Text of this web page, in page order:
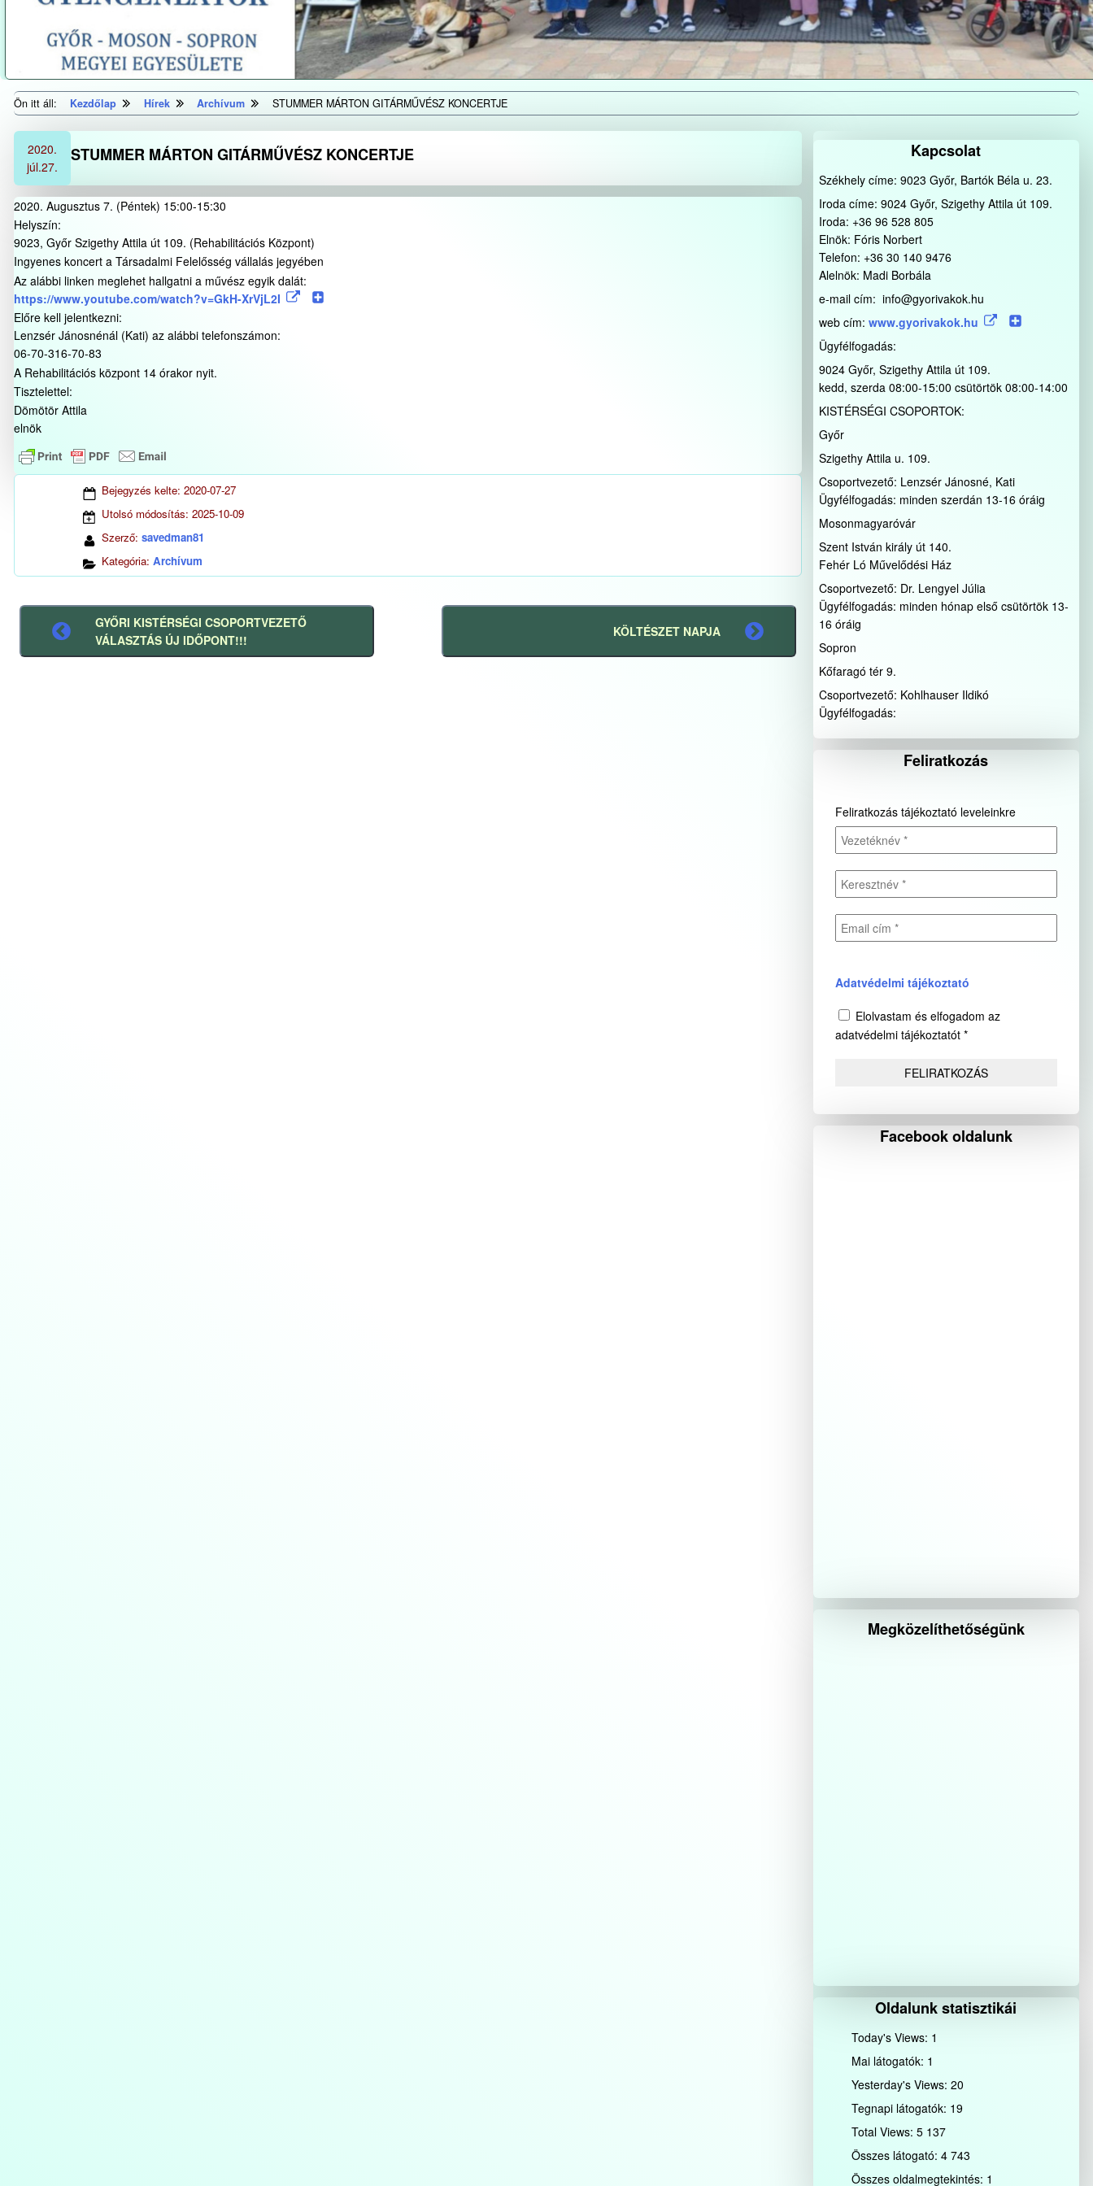
Ön itt áll: Kezdőlap Hírek Archívum STUMMER MÁRTON GITÁRMŰVÉSZ KONCERTJE
STUMMER MÁRTON GITÁRMŰVÉSZ KONCERTJE
2020.
júl.27.
2020. Augusztus 7. (Péntek) 15:00-15:30
Helyszín:
9023, Győr Szigethy Attila út 109. (Rehabilitációs Központ)
Ingyenes koncert a Társadalmi Felelősség vállalás jegyében
Az alábbi linken meglehet hallgatni a művész egyik dalát:
https://www.youtube.com/watch?v=GkH-XrVjL2I
Előre kell jelentkezni:
Lenzsér Jánosnénál (Kati) az alábbi telefonszámon:
06-70-316-70-83
A Rehabilitációs központ 14 órakor nyit.
Tisztelettel:
Dömötör Attila
elnök
Bejegyzés kelte: 2020-07-27
Utolsó módosítás: 2025-10-09
Szerző: savedman81
Kategória: Archívum
Előző
bejegyzés
GYŐRI KISTÉRSÉGI CSOPORTVEZETŐ
VÁLASZTÁS ÚJ IDŐPONT!!!
bejegyzés
KÖLTÉSZET NAPJA
Kapcsolat
Székhely címe: 9023 Győr, Bartók Béla u. 23.
Iroda címe: 9024 Győr, Szigethy Attila út 109.
Iroda: +36 96 528 805
Elnök: Fóris Norbert
Telefon: +36 30 140 9476
Alelnök: Madi Borbála
e-mail cím: info@gyorivakok.hu
web cím: www.gyorivakok.hu
Ügyfélfogadás:
9024 Győr, Szigethy Attila út 109.
kedd, szerda 08:00-15:00 csütörtök 08:00-14:00
KISTÉRSÉGI CSOPORTOK:
Győr
Szigethy Attila u. 109.
Csoportvezető: Lenzsér Jánosné, Kati
Ügyfélfogadás: minden szerdán 13-16 óráig
Mosonmagyaróvár
Szent István király út 140.
Fehér Ló Művelődési Ház
Csoportvezető: Dr. Lengyel Júlia
Ügyfélfogadás: minden hónap első csütörtök 13-
16 óráig
Sopron
Kőfaragó tér 9.
Csoportvezető: Kohlhauser Ildikó
Ügyfélfogadás:
Feliratkozás
Feliratkozás tájékoztató leveleinkre
Adatvédelmi tájékoztató
Elolvastam és elfogadom az
adatvédelmi tájékoztatót *
Facebook oldalunk
Megközelíthetőségünk
Oldalunk statisztikái
Today's Views: 1
Mai látogatók: 1
Yesterday's Views:20
Tegnapi látogatók: 19
Total Views:5 137
Összes látogató:4 743
Összes oldalmegtekintés: 1